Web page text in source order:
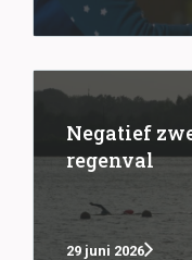
Negatief
regenval
29 juni 2026